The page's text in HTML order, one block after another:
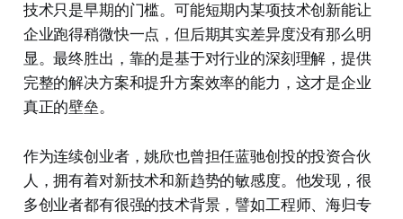
技术只是早期的门槛。可能短期内某项技术创新能让
企业跑得稍微快一点，但后期其实差异度没有那么明
显。最终胜出，靠的是基于对行业的深刻理解，提供
完整的解决方案和提升方案效率的能力，这才是企业
真正的壁垒。
作为连续创业者，姚欣也曾担任蓝驰创投的投资合伙
人，拥有着对新技术和新趋势的敏感度。他发现，很
多创业者都有很强的技术背景，譬如工程师、海归专